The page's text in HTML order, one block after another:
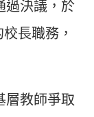
過決議，於
長職務，
層教師爭取